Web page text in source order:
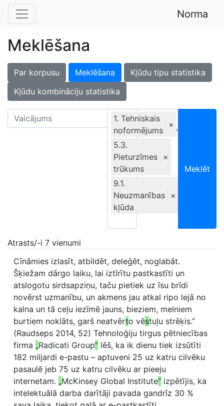
Norma
Meklēšana
Par korpusu Meklēšana
Kļūdu tipu statistika
Kļūdu kombināciju statistika
1. Tehniskais
noformējums
×
5.3.
Pieturzīmes
trūkums
×
9.1.
Neuzmanības
kļūda
×
Ekskluzīvi
Meklēt
Atrasts/-i 7 vienumi
Cīnāmies izlasīt, atbildēt, deleģēt, noglabāt.
Šķiežam dārgo laiku, lai iztīrītu pastkastīti un
atslogotu sirdsapziņu, taču pietiek uz īsu brīdi
novērst uzmanību, un akmens jau atkal ripo lejā no
kalna un tā ceļu iezīmē jauns, bieziem, melniem
burtiem noklāts, garš neatvērto vēstuļu strēķis.”
(Raudseps 2014, 52) Tehnoloģiju tirgus pētniecības
firma „Radicati Group” lēš, ka ik dienu tiek izsūtīti
182 miljardi e-pastu – aptuveni 25 uz katru cilvēku
pasaulē jeb 75 uz katru cilvēku ar pieeju
internetam. „McKinsey Global Institute” izpētījis, ka
intelektuālā darba darītāji pavada gandrīz 30 %